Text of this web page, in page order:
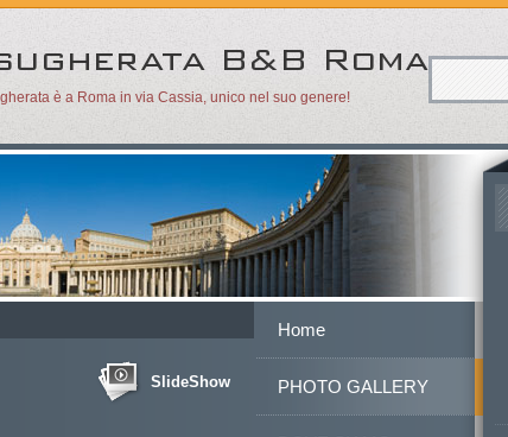
è a Roma in via Cassia, unico nel suo genere!
SlideShow
Home
PHOTO GALLERY